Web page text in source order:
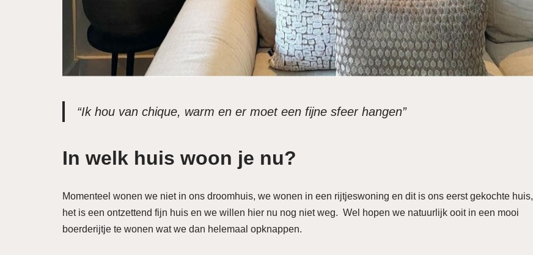
“Ik hou van chique, warm en er moet een fijne sfeer hangen”
In welk huis woon je nu?
Momenteel wonen we niet in ons droomhuis, we wonen in een rijtjeswoning en dit is ons eerst gekochte huis,
het is een ontzettend fijn huis en we willen hier nu nog niet weg. Wel hopen we natuurlijk ooit in een mooi
boerderijtje te wonen wat we dan helemaal opknappen.